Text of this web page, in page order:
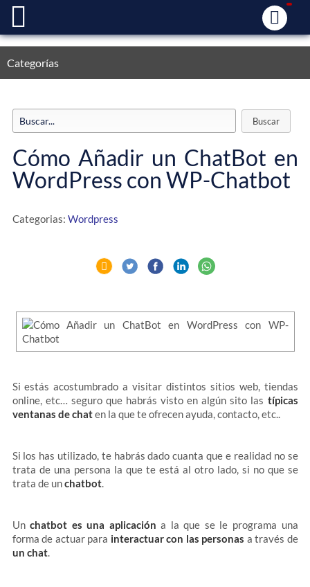
Categorías
Cómo Añadir un ChatBot en
WordPress con WP-Chatbot
Categorias: Wordpress
Si estás acostumbrado a visitar distintos sitios web, tiendas
online, etc… seguro que habrás visto en algún sito las típicas
ventanas de chaten la que te ofrecen ayuda, contacto, etc..
Si los has utilizado, te habrás dado cuanta que e realidad no se
trata de una persona la que te está al otro lado, si no que se
trata de unchatbot.
Unchatbot es una aplicación a la que se le programa una
forma de actuar para interactuar con las personas a través de
un chat.